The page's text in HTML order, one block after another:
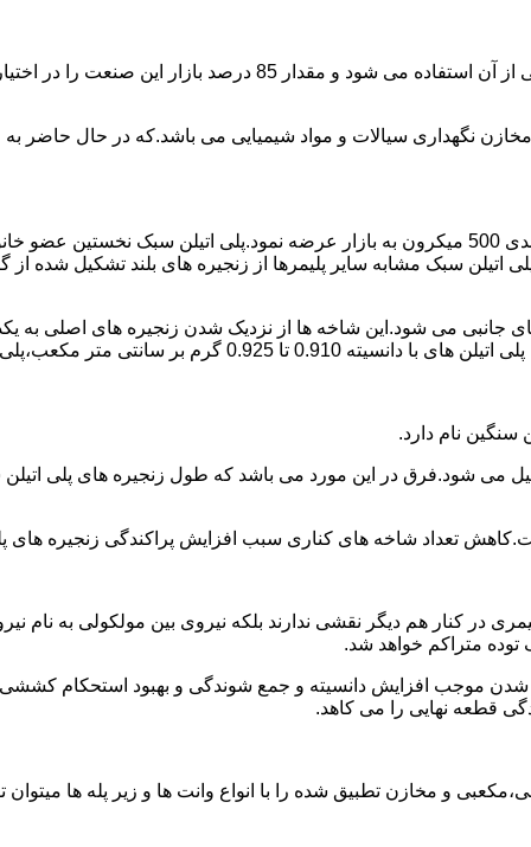
پلی اتیلن پرمصرف ترین ماده پلیمری که در صنعت قالب گیری
مخازن نگهداری سیالات و مواد شیمیایی می باشد.که در حال
در سال 1961 میلادی کمپانی اکواستار پودر پلی اتیلن سبک را با دانه بندی 500 میکرون به
اتیلن سبک مشابه سایر پلیمرها از زنجیره های بلند تشکیل شده
جانبی می شود.این شاخه ها از نزدیک شدن زنجیره های اصلی به
متر مکعب،پلی اتیلن سبک میتوان گفت.
تعداد شاخه های کناری سبب افزایش پراکندگی زنجیره های
در کنار هم دیگر نقشی ندارند بلکه نیروی بین مولکولی به نام
توده متراکم خواهد شد.
شدن موجب افزایش دانسیته و جمع شوندگی و بهبود استحکام
قطعه نهایی را می کاهد.
و مخازن تطبیق شده را با انواع وانت ها و زیر پله ها